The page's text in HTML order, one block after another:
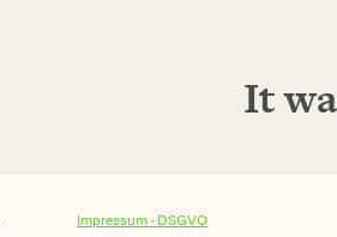
It
Impressum · DSGVO